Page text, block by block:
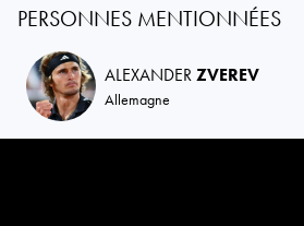
PERSONNES MENTIONNÉES
ALEXANDERZVEREV
Allemagne